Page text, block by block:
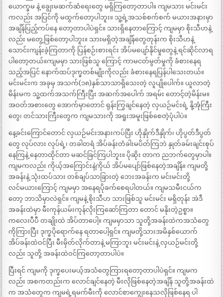
ယောက္ခမ နဲ့ ချွေးမဆက်ဆံရေးတွေ မရှိကြတော့တာပါ။ ကျမသား မင်းမင်း
ကလည်း အပြင်ကို မထွက်တော့ပါဘူး။ သူ့ရဲ့အသစ်စက်စက် မယားအနားမှာ
အချိန်ပြည့်ကပ်နေ တော့တာပါပဲရှင်။ သားရှိနေတာကြောင့် ကျမမှာ စိုးသီဟနဲ့
လည်း မတွေ့ဖြစ်တော့ပါဘူး။ သားမရှိတဲ့အချိန်တွေတုန်းက စိုးသီဟနဲ့
သောင်းကျန်းခဲ့ကြတာကို ပြန်စဉ်းစားရင်း အိပ်မပျော်နိုင်မှုတွေနဲ့ ရင်ဆိုင်လာရ
ပါတော့တယ်။ကျမမှာ သားဖြစ်သူ ကြောင့် ကာမငတ်မွတ်မှုကို ခံစားနေရ
သည့်အပြင် နောက်ထပ်ဒုက္ခတစ်မျိုးကိုလည်း ခံစားနေရပြန်ပါသေးတယ်။
မင်းမင်းက အခုမှ အသက်(၁၈)နှစ်သာသာရှိသေးတဲ့ လူပျိုပေါက်။ ယူလာတဲ့
မိန်းမက သူ့ထက်အသက်ကြီးပြီး အဆက်အပေါက် အရမ်း တောင့်တဲ့မိန်းမ။
အဝတ်အစားတွေ အောက်မှာတောင် ရုန်းကြွချင်နေတဲ့ လှယဉ်မင်းရဲ့ နို့အုံကြီး
တွေ၊ တင်သားကြီးတွေက ကျမသားကို အရူးအမူးဖြစ်စေတဲ့ပုံပါပဲ။
နေ့ခင်းကြောင်တောင် လှယဉ်မင်းအနားကပ်ပြီး ဟိုနှိုက်ဒီနှိုက်၊ ဟိုပွတ်ဒီပွတ်
တွေ လုပ်လား လုပ်ရဲ့၊ တခါတရံ အိပ်ခန်းတံခါးမပိတ်ကြဘဲ နှုတ်ခမ်းချင်းစုပ်
နေကြနဲ့ နေတာထိုင်တာ မဆင်ခြင်ကြပါဘူး။ ပိုဆိုး တာက ညဘက်တွေမှာပါ။
ကျမကလည်း ကိုယ့်အကြောင်းနဲ့ကိုယ် အိပ်မပျော်ဖြစ်နေတဲ့အချိန်။ ကျမတို့
အခန်းနဲ့ သုံးထပ်သား တစ်ချပ်သာခြားတဲ့ ဘေးအခန်းက မင်းမင်းတို့
လင်မယားကြောင့် ကျမမှာ အနေရပိုခက်စေရပါတယ်။ ကျမသမီးငယ်က
တော့ ဘာသိမှာလဲရှင်။ ကျမနဲ့ စိုးသီဟ သားဖြစ်သူ မင်းမင်း မရှိတုန်း အဲဒီ
အခန်းထဲမှာ မီးကုန်ယမ်းကုန်လိုးကြဆော်ကြတာ တောင် မနိုးတဲ့ဥစ္စာ။
ကလေးပီပီ တချိုးထဲ အိပ်တာပေါ့။ ကျမမှာသာ သူတို့အခန်းထဲကအသံတွေ
ကိုကြားပြီး ဒုက္ခပိုရောက်နေ ရတာပေါ့ရှင်။ ကျမတို့သားအမိနှစ်ယောက်
အိပ်ခန်းထဲဝင်ပြီး မီးမှိတ်လိုက်တာနဲ့ မကြာဘူး မင်းမင်းနဲ့ လှယဉ်မင်းတို့
လည်း သူတို့ အခန်းထဲဝင်ကြတော့တာပါပဲ။
ပြီးရင် ကျမကို ဒုက္ခပေးမယ့်အသံတွေကြားရတော့တာပါပဲရှင်။ ကျမက
လည်း အစကတည်းက လောင်ချင်နေတဲ့ မီးလိုဖြစ်နေတဲ့အချိန် သူတို့အခန်းထဲ
က အသံတွေက ကျမရဲ့ရမက်မီးကို လောင်စာကျွေးနေသလိုဖြစ်နေရ ပါ